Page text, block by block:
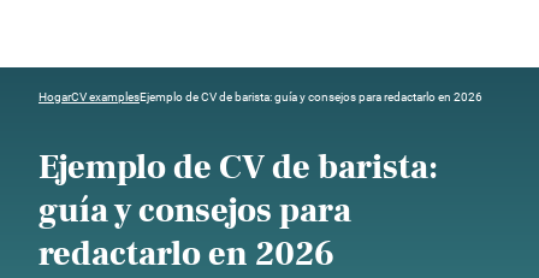
HogarCV examplesEjemplo de CV de barista: guía y consejos para redactarlo en 2026
Ejemplo de CV de barista:
guía y consejos para
redactarlo en 2026